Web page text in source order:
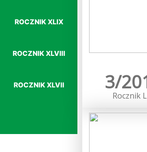
ROCZNIK XLIX
ROCZNIK XLVIII
ROCZNIK XLVII 3/
Rocznik